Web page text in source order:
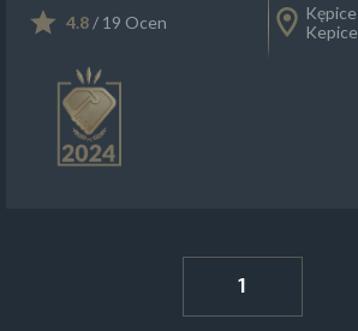
4.8/ 19 Ocen
Kępice
Kepice
1